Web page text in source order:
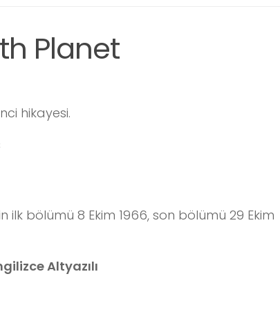
Planet
hikayesi.
bölümü 8 Ekim 1966, son bölümü 29 Ekim
Altyazılı